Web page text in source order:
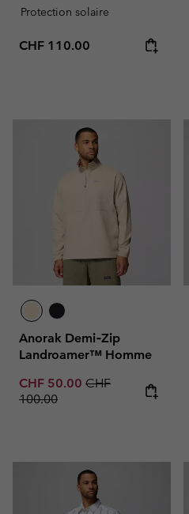
Protection solaire
Regular price:
CHF 110.00
Anorak Demi‑Zip
Landroamer™ Homme
Sale price:
CHF 50.00 Regular price:
CHF
100.00